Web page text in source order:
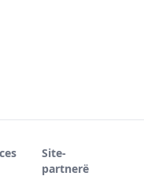
Site-
partnerë